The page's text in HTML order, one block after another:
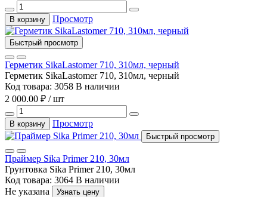
В корзину Просмотр
Быстрый просмотр
Герметик SikaLastomer 710, 310мл, черный
Герметик SikaLastomer 710, 310мл, черный
Код товара: 3058 В наличии
2 000.00 ₽ / шт
В корзину Просмотр
Быстрый просмотр
Праймер Sika Primer 210, 30мл
Грунтовка Sika Primer 210, 30мл
Код товара: 3064 В наличии
Не указана
Узнать цену